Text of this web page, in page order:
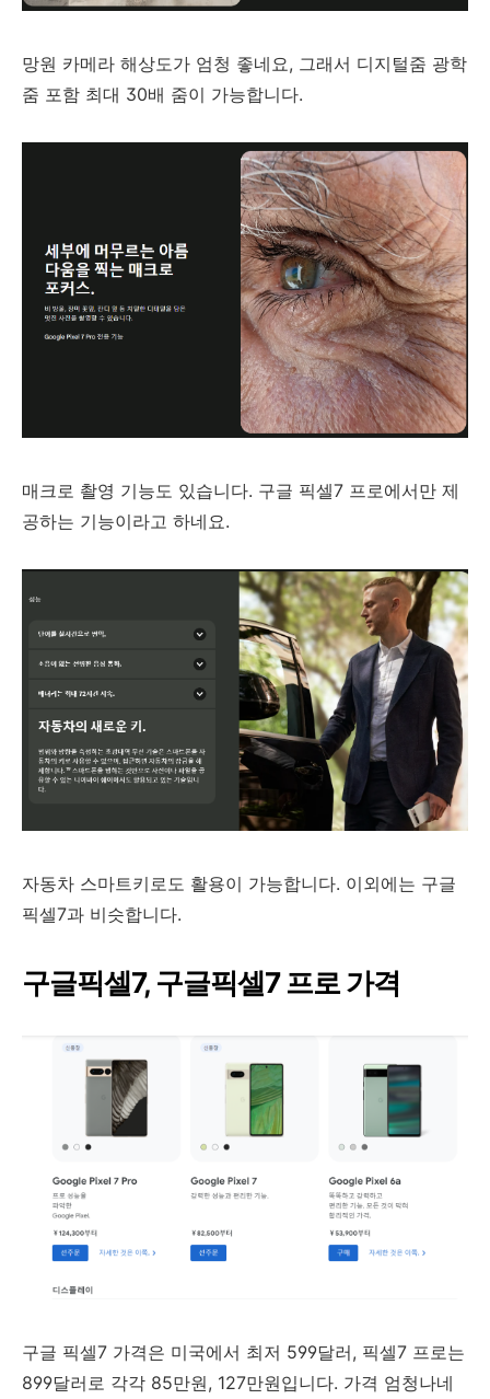
망원 카메라 해상도가 엄청 좋네요, 그래서 디지털줌 광학
줌 포함 최대 30배 줌이 가능합니다.
매크로 촬영 기능도 있습니다. 구글 픽셀7 프로에서만 제
공하는 기능이라고 하네요.
자동차 스마트키로도 활용이 가능합니다. 이외에는 구글
픽셀7과 비슷합니다.
구글픽셀7, 구글픽셀7 프로 가격
구글 픽셀7 가격은 미국에서 최저 599달러, 픽셀7 프로는
899달러로 각각 85만원, 127만원입니다. 가격 엄청나네